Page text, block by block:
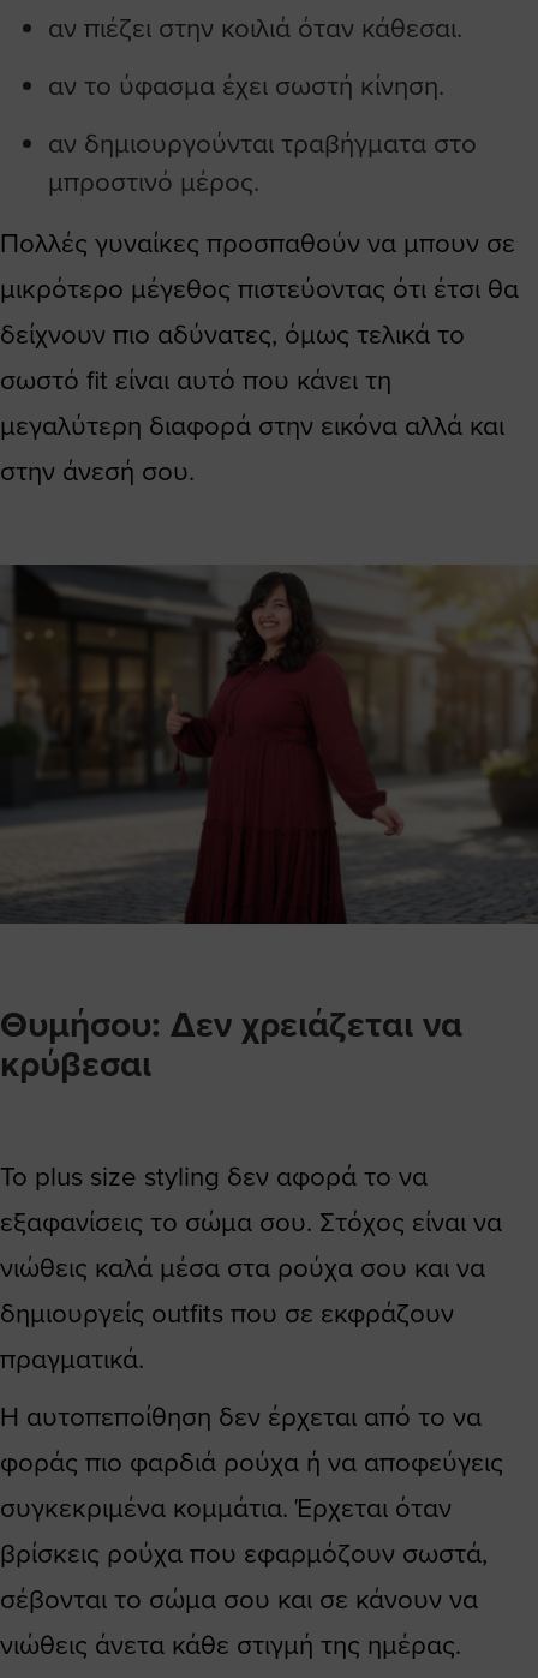
αν πιέζει στην κοιλιά όταν κάθεσαι.
αν το ύφασμα έχει σωστή κίνηση.
αν δημιουργούνται τραβήγματα στο
μπροστινό μέρος.
Πολλές γυναίκες προσπαθούν να μπουν σε
μικρότερο μέγεθος πιστεύοντας ότι έτσι θα
δείχνουν πιο αδύνατες, όμως τελικά το
σωστό fit είναι αυτό που κάνει τη
μεγαλύτερη διαφορά στην εικόνα αλλά και
στην άνεσή σου.
Θυμήσου: Δεν χρειάζεται να
κρύβεσαι
Το plus size styling δεν αφορά το να
εξαφανίσεις το σώμα σου. Στόχος είναι να
νιώθεις καλά μέσα στα ρούχα σου και να
δημιουργείς outfits που σε εκφράζουν
πραγματικά.
Η αυτοπεποίθηση δεν έρχεται από το να
φοράς πιο φαρδιά ρούχα ή να αποφεύγεις
συγκεκριμένα κομμάτια. Έρχεται όταν
βρίσκεις ρούχα που εφαρμόζουν σωστά,
σέβονται το σώμα σου και σε κάνουν να
νιώθεις άνετα κάθε στιγμή της ημέρας.